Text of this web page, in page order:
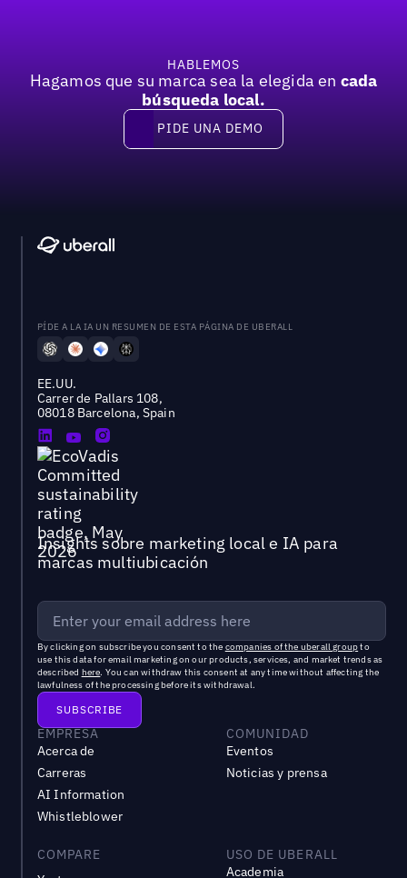
HABLEMOS
Hagamos que su marca sea la elegida en cada
búsqueda local.
Pide una demo
PIDE UNA DEMO
PÍDE A LA IA UN RESUMEN DE ESTA PÁGINA DE UBERALL
EE.UU.
Carrer de Pallars 108,
08018 Barcelona, Spain
Insights sobre marketing local e IA para
marcas multiubicación
By clicking on subscribe you consent to the companies of the uberall groupto
use this data for email marketing on our products, services, and market trends as
described here. You can withdraw this consent at any time without affecting the
lawfulness of the processing before its withdrawal.
EMPRESA
Acerca de
Carreras
AI Information
Whistleblower
COMUNIDAD
Eventos
Noticias y prensa
COMPARE
USO DE UBERALL
Academia